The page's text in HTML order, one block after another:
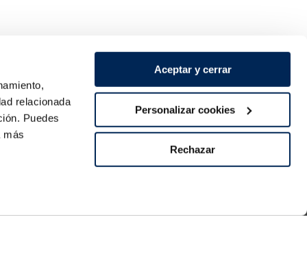
relacionada
Puedes
más
Aceptar y cerrar
Personalizar cookies
Rechazar